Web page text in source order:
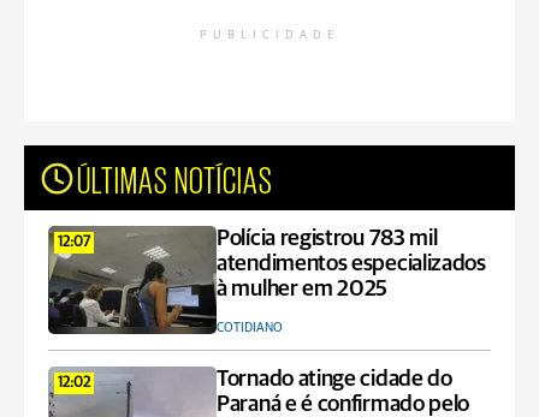
PUBLICIDADE
ÚLTIMAS NOTÍCIAS
12:07
Polícia registrou 783 mil
atendimentos especializados
à mulher em 2025
COTIDIANO
12:02
Tornado atinge cidade do
Paraná e é confirmado pelo